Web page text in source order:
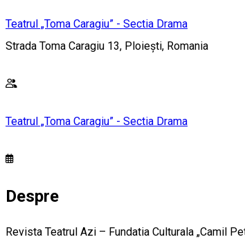
Teatrul „Toma Caragiu” - Sectia Drama
Strada Toma Caragiu 13, Ploiești, Romania
Teatrul „Toma Caragiu” - Sectia Drama
Despre
Revista Teatrul Azi – Fundatia Culturala „Camil